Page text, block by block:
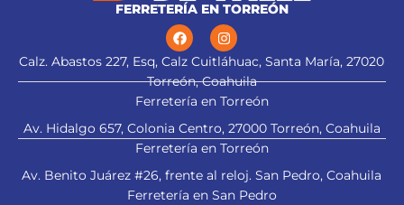
FERRETERÍA EN TORREÓN
Calz. Abastos 227, Esq, Calz Cuitláhuac, Santa María, 27020
Torreón, Coahuila
Ferretería en Torreón
Av. Hidalgo 657, Colonia Centro, 27000 Torreón, Coahuila
Ferretería en Torreón
Av. Benito Juárez #26, frente al reloj. San Pedro, Coahuila
Ferretería en San Pedro